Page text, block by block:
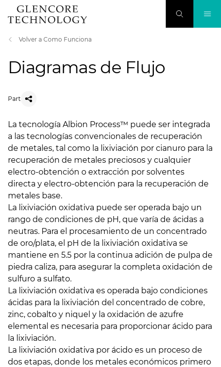
Volver a Como Funciona
Diagramas de Flujo
Part
La tecnología Albion Process™ puede ser integrada
a las tecnologías convencionales de recuperación
de metales, tal como la lixiviación por cianuro para la
recuperación de metales preciosos y cualquier
electro-obtención o extracción por solventes
directa y electro-obtención para la recuperación de
metales base.
La lixiviación oxidativa puede ser operada bajo un
rango de condiciones de pH, que varía de ácidas a
neutras. Para el procesamiento de un concentrado
de oro/plata, el pH de la lixiviación oxidativa se
mantiene en 5.5 por la continua adición de pulpa de
piedra caliza, para asegurar la completa oxidación de
sulfuro a sulfato.
La lixiviación oxidativa es operada bajo condiciones
ácidas para la lixiviación del concentrado de cobre,
zinc, cobalto y niquel y la oxidación de azufre
elemental es necesaria para proporcionar ácido para
la lixiviación.
La lixiviación oxidativa por ácido es un proceso de
dos etapas, donde los metales económicos primero